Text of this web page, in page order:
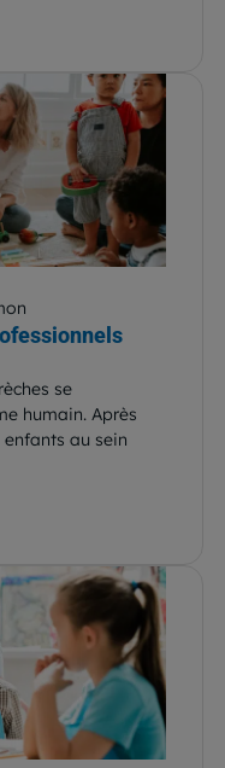
se
humain. Après
au sein